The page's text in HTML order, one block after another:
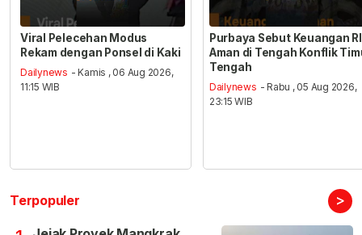
Viral Pelecehan Modus
Rekam dengan Ponsel di Kaki
Dailynews - Kamis , 06 Aug 2026,
11:15 WIB
Purbaya Sebut Keuangan RI
Aman di Tengah Konflik
Tengah
Dailynews - Rabu , 05 Aug 2026,
23:15 WIB
Terpopuler >